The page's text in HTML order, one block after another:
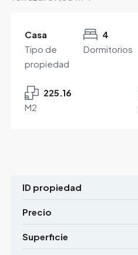
Casa
Tipo de
propiedad
4
Dormitorios
225.16
M2
ID propiedad
Precio
Superficie